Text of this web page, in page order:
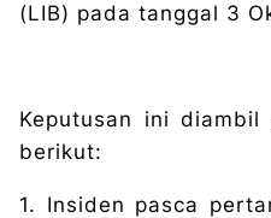
(LIB) pada tanggal 3
Keputusan ini
berikut:
1. Insiden pasca